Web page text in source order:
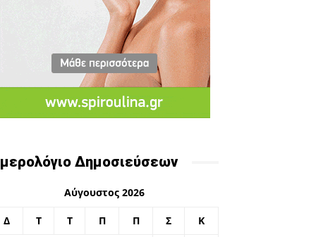
Δημοσιεύσεων
Αύγουστος 2026
Δ Τ Τ Π Π Σ Κ